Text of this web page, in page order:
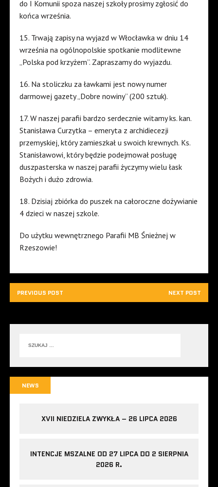
do I Komunii spoza naszej szkoły prosimy zgłosić do
końca września.
15. Trwają zapisy na wyjazd w Włocławka w dniu 14
września na ogólnopolskie spotkanie modlitewne
„Polska pod krzyżem”. Zapraszamy do wyjazdu.
16. Na stoliczku za ławkami jest nowy numer
darmowej gazety „Dobre nowiny” (200 sztuk).
17. W naszej parafii bardzo serdecznie witamy ks. kan.
Stanisława Curzytka – emeryta z archidiecezji
przemyskiej, który zamieszkał u swoich krewnych. Ks.
Stanisławowi, który będzie podejmował posługę
duszpasterska w naszej parafii życzymy wielu łask
Bożych i dużo zdrowia.
18. Dzisiaj zbiórka do puszek na całoroczne dożywianie
4 dzieci w naszej szkole.
Do użytku wewnętrznego Parafii MB Śnieżnej w
Rzeszowie!
PREVIOUS POST NEXT POST
NEWS
XVII NIEDZIELA ZWYKŁA – 26 LIPCA 2026
INTENCJE MSZALNE OD 27 LIPCA DO 2 SIERPNIA
2026 R.